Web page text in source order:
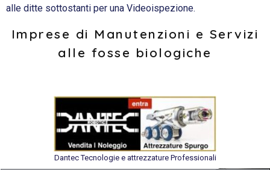
alle ditte sottostanti per una Videoispezione.
Imprese di Manutenzioni e Servizi
alle fosse biologiche
Dantec Tecnologie e attrezzature Professionali